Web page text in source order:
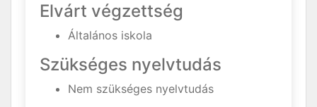
Elvárt végzettség
Általános iskola
Szükséges nyelvtudás
Nem szükséges nyelvtudás